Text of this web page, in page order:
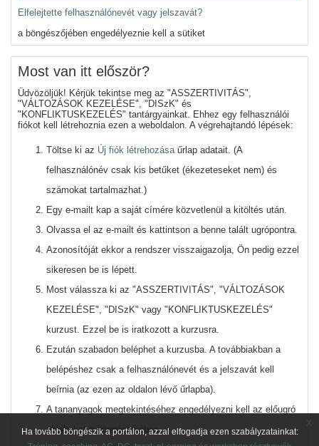
Elfelejtette felhasználónevét vagy jelszavát?
a böngészőjében engedélyeznie kell a sütiket
Most van itt először?
Üdvözöljük! Kérjük tekintse meg az "ASSZERTIVITÁS",
"VÁLTOZÁSOK KEZELÉSE", "DISzK" és
"KONFLIKTUSKEZELÉS" tantárgyainkat. Ehhez egy felhasználói
fiókot kell létrehoznia ezen a weboldalon. A végrehajtandó lépések:
Töltse ki az Új fiók létrehozása űrlap adatait. (A
felhasználónév csak kis betűket (ékezeteseket nem) és
számokat tartalmazhat.)
Egy e-mailt kap a saját címére közvetlenül a kitöltés után.
Olvassa el az e-mailt és kattintson a benne talált ugrópontra.
Azonosítóját ekkor a rendszer visszaigazolja, Ön pedig ezzel
sikeresen be is lépett.
Most válassza ki az "ASSZERTIVITÁS", "VÁLTOZÁSOK
KEZELÉSE", " DISzK" vagy " KONFLIKTUSKEZELÉS"
kurzust. Ezzel be is iratkozott a kurzusra.
Ezután szabadon beléphet a kurzusba. A továbbiakban a
belépéshez csak a felhasználónevét és a jelszavát kell
beírnia (az ezen az oldalon lévő űrlapba).
A tananyagok megtekintéséhez engedélyezni kell az előugró
ablakokat a böngészőjében.
Ha tovább böngészik a portálon, azzal elfogadja ezen szabályzatainkat: